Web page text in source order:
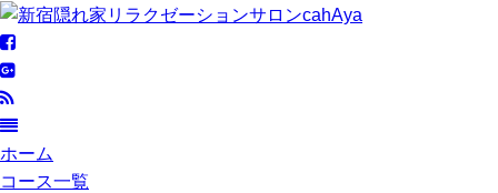
ホーム
コース一覧